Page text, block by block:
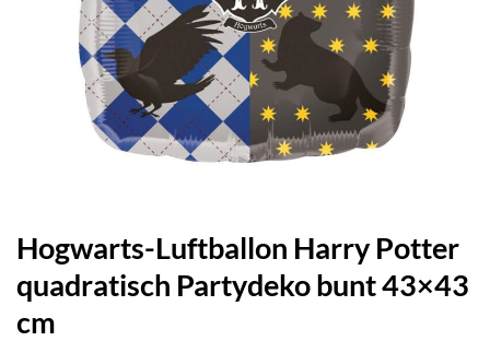
Hogwarts-Luftballon Harry Potter
quadratisch Partydeko bunt 43×43
cm